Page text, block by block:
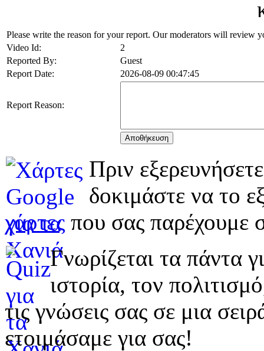
Please write the reason for your report. Our moderators will review
Video Id:
2
Reported By:
Guest
Report Date:
2026-08-09 00:47:45
Report Reason:
Αποθήκευση
Πριν
δοκιμάστε να το
χάρτες που σας παρέχουμε
Γνωρίζεται τα πάντα
ιστορία, τον
τις γνώσεις σας σε μια
ετοιμάσαμε για σας!